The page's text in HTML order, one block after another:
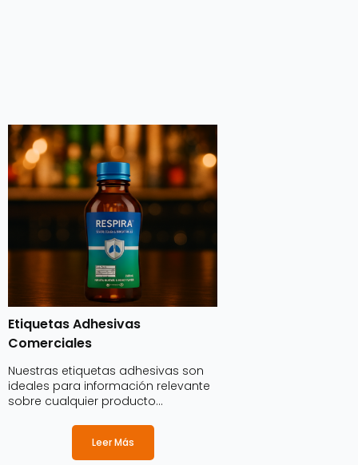
Etiquetas Adhesivas
Comerciales
Nuestras etiquetas adhesivas son
ideales para información relevante
sobre cualquier producto
para mejorar la imagen y la
comunicación del producto de
cara al cliente.
Leer Más